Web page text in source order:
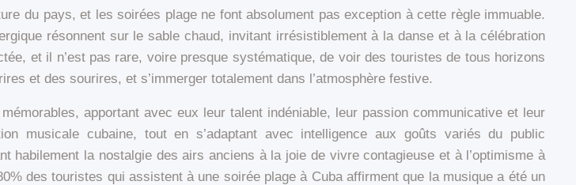
du pays, et les soirées plage ne font absolument pas exception à cette règle immuable.
résonnent sur le sable chaud, invitant irrésistiblement à la danse et à la célébration
et il n’est pas rare, voire presque systématique, de voir des touristes de tous horizons
et des sourires, et s’immerger totalement dans l’atmosphère festive.
apportant avec eux leur talent indéniable, leur passion communicative et leur
musicale cubaine, tout en s’adaptant avec intelligence aux goûts variés du public
habilement la nostalgie des airs anciens à la joie de vivre contagieuse et à l’optimisme à
des touristes qui assistent à une soirée plage à Cuba affirment que la musique a été un